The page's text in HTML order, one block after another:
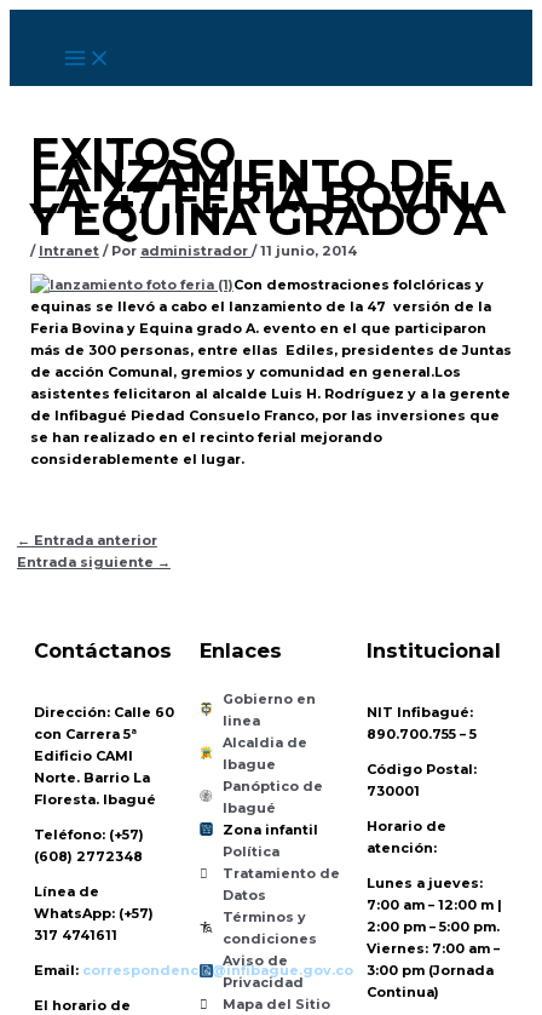
Ir
contenido
EXITOSO
LANZAMIENTO DE
LA 47 FERIA BOVINA
Y EQUINA GRADO A
/ Intranet/ Por administrador /11 junio, 2014
Con demostraciones folclóricas y
equinas se llevó a cabo el lanzamiento de la 47 versión de la
Feria Bovina y Equina grado A. evento en el que participaron
más de 300 personas, entre ellas Ediles, presidentes de Juntas
de acción Comunal, gremios y comunidad en general.Los
asistentes felicitaron al alcalde Luis H. Rodríguez y a la gerente
de Infibagué Piedad Consuelo Franco, por las inversiones que
se han realizado en el recinto ferial mejorando
considerablemente el lugar.
← Entrada anterior
Entrada siguiente →
Contáctanos
Dirección: Calle 60
con Carrera 5ª
Edificio CAMI
Norte. Barrio La
Floresta. Ibagué
Teléfono: (+57)
(608) 2772348
Línea de
WhatsApp: (+57)
317 4741611
Email: correspondencia@infibague.gov.co
El horario de
Enlaces
Gobierno en
linea
Alcaldia de
Ibague
Panóptico de
Ibagué
Zona infantil
Política
Tratamiento de
Datos
Términos y
condiciones
Aviso de
Privacidad
Mapa del Sitio
Institucional
NIT Infibagué:
890.700.755 – 5
Código Postal:
730001
Horario de
atención:
Lunes a jueves:
7:00 am – 12:00 m |
2:00 pm – 5:00 pm.
Viernes: 7:00 am –
3:00 pm (Jornada
Continua)